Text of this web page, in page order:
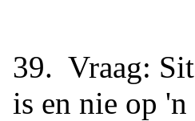
39. Vraag:
is en nie op